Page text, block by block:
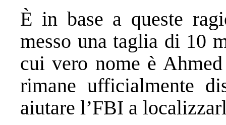
È in base a queste
messo una taglia di 10
cui vero nome è
rimane ufficialmente
aiutare l’FBI a